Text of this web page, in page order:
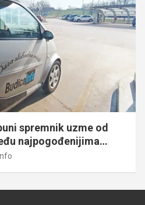
spremnik uzme od
najpogođenijima…